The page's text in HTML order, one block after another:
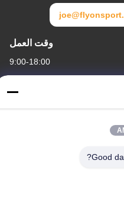
وقت العمل
9:00-18:00
Good